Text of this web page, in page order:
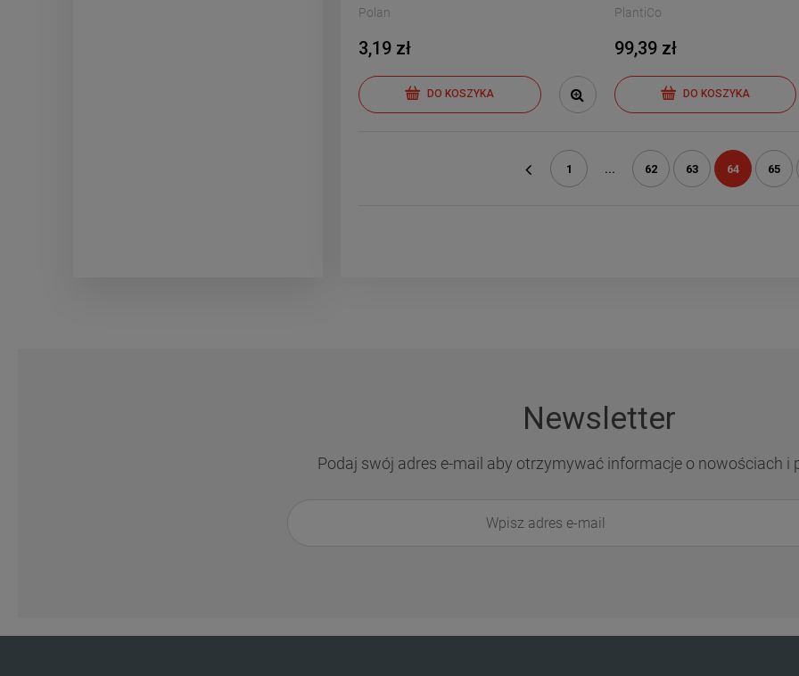
Polan
3,19 zł
DO KOSZYKA
PlantiCo
99,39 zł
DO KOSZYKA
1 ... 62 63 64 65
Newsletter
Podaj swój adres e-mail aby otrzymywać informacje o nowościach i